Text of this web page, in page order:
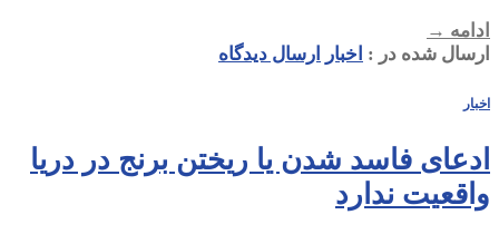
ادامه →
ارسال شده در : اخبار ارسال دیدگاه
اخبار
ادعای فاسد شدن یا ریختن برنج در دریا
واقعیت ندارد